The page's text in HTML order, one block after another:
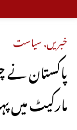
خبریں,سیاست
پاکستان نے
مارکیٹ میں